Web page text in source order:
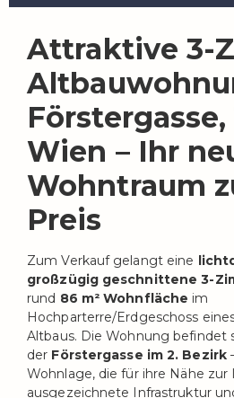
Attraktive 3-
Förstergasse,
Wien – Ihr
Wohntraum
Preis
Zum Verkauf gelangt eine
großzügig geschnittene 3-
rund 86 m² Wohnfläche im
Hochparterre/Erdgeschoss
Altbaus. Die Wohnung befindet
der Förstergasse im 2. Bezirk
Wohnlage, die für ihre Nähe zur
ausgezeichnete Infrastruktur